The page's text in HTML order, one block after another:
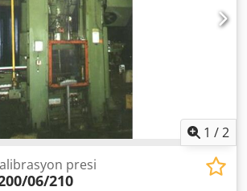
1 /2
presi
06/210